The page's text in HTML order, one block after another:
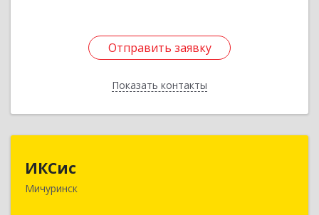
Отправить заявку
Показать контакты
Отправить заявку
Назад
ИКСис
Мичуринск